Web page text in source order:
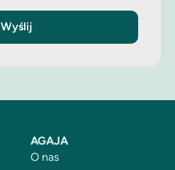
Wyślij
AGAJA
O nas